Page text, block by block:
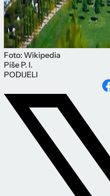
Foto: Wikipedia
Piše P. I.
PODIJELI